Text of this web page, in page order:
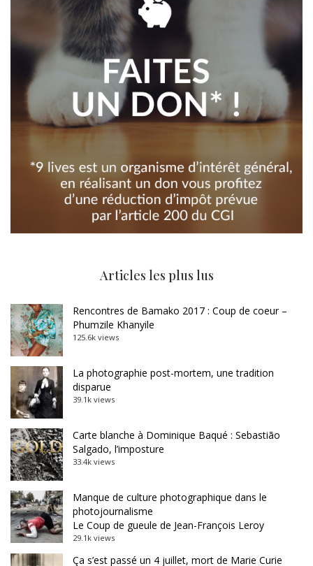
Articles les plus lus
Rencontres de Bamako 2017 : Coup de coeur –
Phumzile Khanyile
125.6k views
La photographie post-mortem, une tradition
disparue
39.1k views
Carte blanche à Dominique Baqué : Sebastião
Salgado, l’imposture
33.4k views
Manque de culture photographique dans le
photojournalisme
Le Coup de gueule de Jean-François Leroy
29.1k views
Ça s’est passé un 4 juillet, mort de Marie Curie